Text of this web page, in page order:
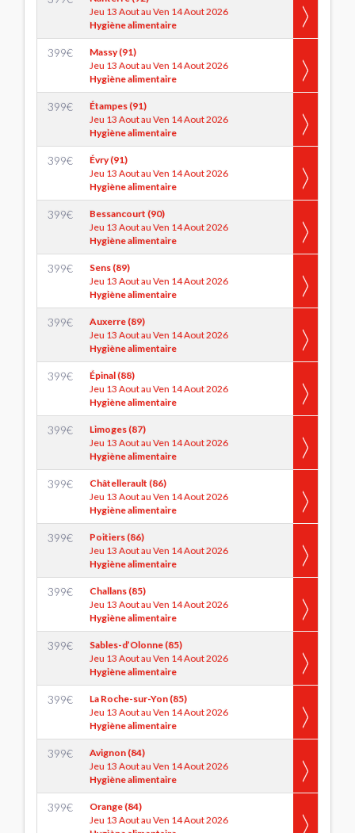
Jeu 13 Aout au Ven 14 Aout 2026
Hygiène alimentaire
399€
Massy (91)
Jeu 13 Aout au Ven 14 Aout 2026
Hygiène alimentaire
399€
Étampes (91)
Jeu 13 Aout au Ven 14 Aout 2026
Hygiène alimentaire
399€
Évry (91)
Jeu 13 Aout au Ven 14 Aout 2026
Hygiène alimentaire
399€
Bessancourt (90)
Jeu 13 Aout au Ven 14 Aout 2026
Hygiène alimentaire
399€
Sens (89)
Jeu 13 Aout au Ven 14 Aout 2026
Hygiène alimentaire
399€
Auxerre (89)
Jeu 13 Aout au Ven 14 Aout 2026
Hygiène alimentaire
399€
Épinal (88)
Jeu 13 Aout au Ven 14 Aout 2026
Hygiène alimentaire
399€
Limoges (87)
Jeu 13 Aout au Ven 14 Aout 2026
Hygiène alimentaire
399€
Châtellerault (86)
Jeu 13 Aout au Ven 14 Aout 2026
Hygiène alimentaire
399€
Poitiers (86)
Jeu 13 Aout au Ven 14 Aout 2026
Hygiène alimentaire
399€
Challans (85)
Jeu 13 Aout au Ven 14 Aout 2026
Hygiène alimentaire
399€
Sables-d’Olonne (85)
Jeu 13 Aout au Ven 14 Aout 2026
Hygiène alimentaire
399€
La Roche-sur-Yon (85)
Jeu 13 Aout au Ven 14 Aout 2026
Hygiène alimentaire
399€
Avignon (84)
Jeu 13 Aout au Ven 14 Aout 2026
Hygiène alimentaire
399€
Orange (84)
Jeu 13 Aout au Ven 14 Aout 2026